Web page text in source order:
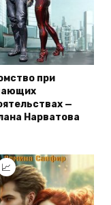
при
—
Нарватова